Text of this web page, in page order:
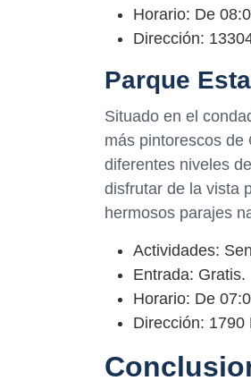
Horario: De
Dirección:
Parque
Situado en el
más pintorescos de
diferentes niveles
disfrutar de la vista
hermosos parajes
Actividades:
Entrada: Gratis.
Horario: De
Dirección: 1790